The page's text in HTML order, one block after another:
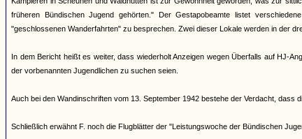
früheren Bündischen Jugend gehörten." Der Gestapobeamte listet
"geschlossenen Wanderfahrten" zu besprechen. Zwei dieser Lokale werden in der
In dem Bericht heißt es weiter, dass wiederholt Anzeigen wegen Überfalls auf HJ-
der vorbenannten Jugendlichen zu suchen seien.
Auch bei den Wandinschriften vom 13. September 1942 bestehe der Verdacht,
Schließlich erwähnt F. noch die Flugblätter der "Leistungswoche der Bündischen